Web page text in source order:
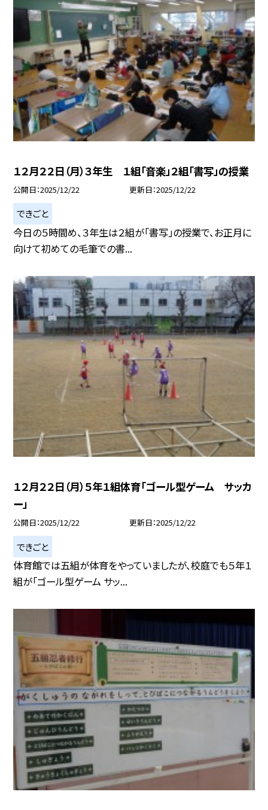
１２月２２日（月）３年生 １組「音楽」２組「書写」の授業
公開日 2025/12/22 更新日 2025/12/22
できごと
今日の５時間め、３年生は２組が「書写」の授業で、お正月に
向けて初めての毛筆での書...
１２月２２日（月）５年１組体育「ゴール型ゲーム サッカ
ー」
公開日 2025/12/22 更新日 2025/12/22
できごと
体育館では五組が体育をやっていましたが、校庭でも５年１
組が「ゴール型ゲーム サッ...